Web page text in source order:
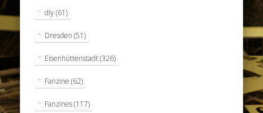
diy(61)
Dresden (51)
Eisenhüttenstadt(326)
Fanzine (62)
Fanzines(117)